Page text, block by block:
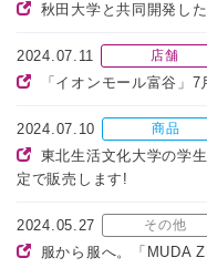
秋田大学と共同開発し
2024.07.11 店舗
「イオンモール富谷」
2024.07.10 商品
東北生活文化大学の学
定で販売します!
2024.05.27 その他
服から服へ。「MUDA